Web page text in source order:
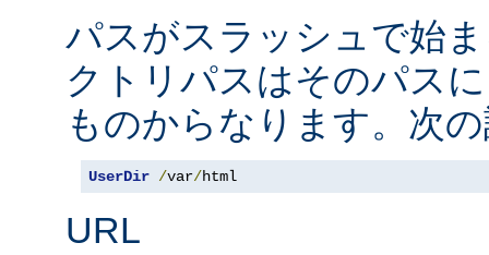
パスがスラッシュで始
クトリパスはそのパス
ものからなります。次
UserDir /var/html
URL